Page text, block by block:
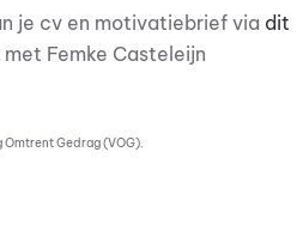
je cv en motivatiebrief via dit
Femke Casteleijn
Gedrag (VOG).